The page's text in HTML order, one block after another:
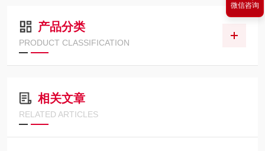
产品分类
PRODUCT CLASSIFICATION
相关文章
RELATED ARTICLES
微信咨询